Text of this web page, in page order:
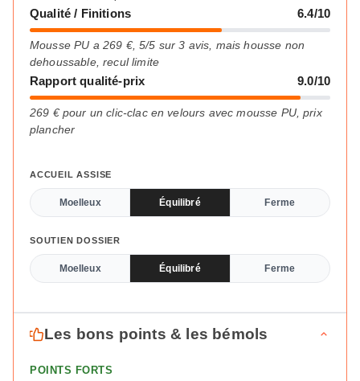
Qualité / Finitions 6.4/10
Mousse PU a 269 €, 5/5 sur 3 avis, mais housse non
dehoussable, recul limite
Rapport qualité-prix 9.0/10
269 € pour un clic-clac en velours avec mousse PU, prix
plancher
ACCUEIL ASSISE
Moelleux Équilibré Ferme
SOUTIEN DOSSIER
Moelleux Équilibré Ferme
Les bons points & les bémols
POINTS FORTS